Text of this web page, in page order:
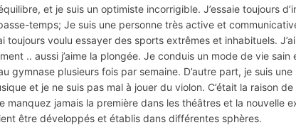
et je suis un optimiste incorrigible. J’essaie toujours
temps; Je suis une personne très active et
toujours voulu essayer des sports extrêmes et inhabituels.
.. aussi j’aime la plongée. Je conduis un mode de vie
gymnase plusieurs fois par semaine. D’autre part, je suis
et je ne suis pas mal à jouer du violon. C’était la raison
manquez jamais la première dans les théâtres et la nouvelle
être développés et établis dans différentes sphères.